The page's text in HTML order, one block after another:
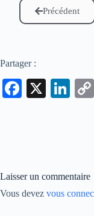
Précédent
Partager :
Fa
X
Li
Laisser un commentaire
Vous devez vous